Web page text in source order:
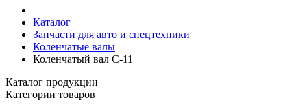
Каталог
Запчасти для авто и спецтехники
Коленчатые валы
Коленчатый вал C-11
Каталог продукции
Категории товаров